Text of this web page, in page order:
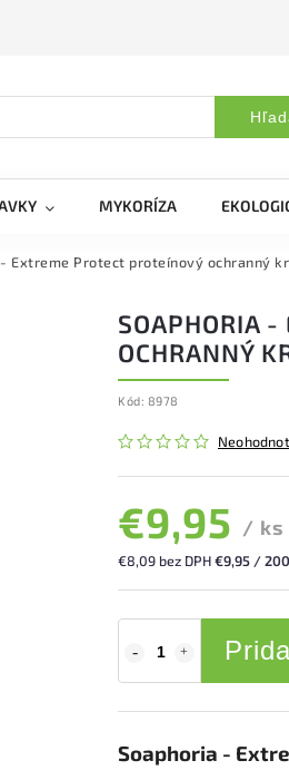
MYKORÍZA
Extreme Protect proteínový ochranný
SOAPHORIA -
OCHRANNÝ
Kód: 8978
€9,95 / ks
€8,09 bez DPH€9,95 /
Soaphoria -